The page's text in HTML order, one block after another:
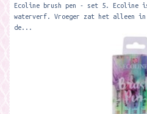
Ecoline brush pen - set 5. Ecoline
waterverf. Vroeger zat het alleen
de...